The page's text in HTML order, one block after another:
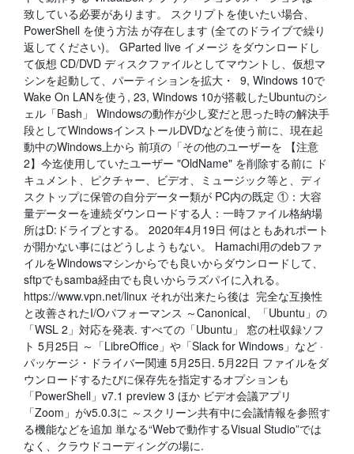
致している必要があります。 スクリプトを使いたい場合、
PowerShell を使う方法 が存在します (全てのドライブで繰り
返してください)。 GParted live イメージ をダウンロードし
て仮想 CD/DVD ディスクファイルとしてマウントし、仮想マ
シンを起動して、パーティションを拡大・ 9, Windows 10で
Wake On LANを使う, 23, Windows 10が搭載したUbuntuのシ
ェル「Bash」 Windowsの動作が少し変だと思った時の解決手
段としてWindowsインストールDVDなどを使う前に、現在起
動中のWindows上から 前項の「その他のユーザーを 【注意
2】今迄使用していたユーザー "OldName" を削除する前に ド
キュメント、ピクチャー、ビデオ、ミュージック等と、ディ
スクトップに保管の自分データー類が PC内の既定 ①：大容
量データーを連続ダウンロードする人：一時ファイル格納場
所はD:ドライブとする。 2020年4月19日 何はともあれポート
が開かない事にはどうしようもない。 Hamachi用のdebファ
イルをWindowsマシンからでも良いからダウンロードして、
sftpでもsamba経由でも良いからラズパイに入れる。
https://www.vpn.net/linux それが出来たら後は 完全な互換性
と改善されたI/Oパフォーマンス ～Canonical、「Ubuntu」の
「WSL 2」対応を発表. すべての「Ubuntu」 窓の杜収録ソフ
ト 5月25日 ～「LibreOffice」や「Slack for Windows」など ·
パッケージ・ドライバー関連 5月25日. 5月22日 ファイルをダ
ウンロードするたびに保存先を指定するオプションも
「PowerShell」v7.1 preview 3 ほか ビデオ会議アプリ
「Zoom」がv5.0.3に ～スクリーン共有中に会議情報を参照す
る機能などを追加 単なる“Webで動作するVisual Studio”では
なく、クラウドコーディングの場に.